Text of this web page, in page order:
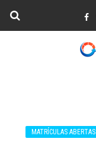
MATRÍCULAS ABERTAS